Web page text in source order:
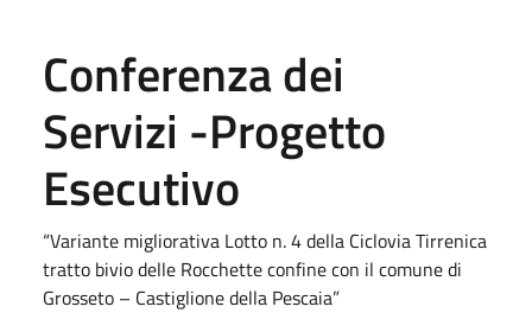
Conferenza dei
Servizi -Progetto
Esecutivo
“Variante migliorativa Lotto n. 4 della Ciclovia Tirrenica
tratto bivio delle Rocchette confine con il comune di
Grosseto – Castiglione della Pescaia”